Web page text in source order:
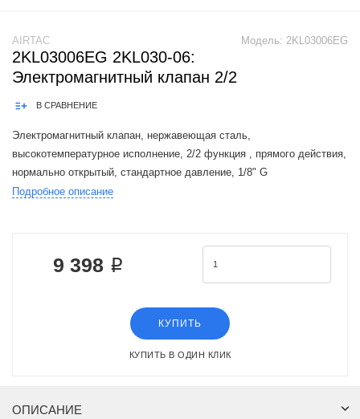
Модель: 2KL03006EG
AIRTAC
2KL03006EG 2KL030-06:
Электромагнитный клапан 2/2
В СРАВНЕНИЕ
Электромагнитный клапан, нержавеющая сталь,
высокотемпературное исполнение, 2/2 функция , прямого действия,
нормально открытый, стандартное давление, 1/8" G
присоеденительная резьба, AC24V, штекерная розетка
Подробное описание
9 398 ₽
КУПИТЬ
КУПИТЬ В ОДИН КЛИК
ОПИСАНИЕ